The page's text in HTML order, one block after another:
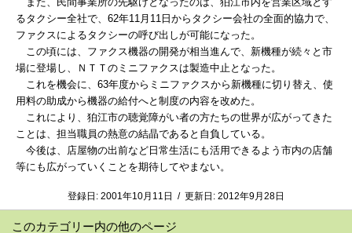
るタクシー全社で、62年11月11日からタクシー会社の全面的協力で、
ファクスによるタクシーの呼び出しが可能になった。
この頃には、ファクス機器の開発が相当進んで、新機種が続々と市
場に登場し、ＮＴＴのミニファクスは製造中止となった。
これを機会に、63年度からミニファクスから新機種に切り替え、使
用料の助成から機器の給付へと制度の内容を改めた。
これにより、狛江市の聴覚障がい者の方たちの世界が広がってきた
ことは、担当職員の熱意の結晶であると自負している。
今後は、店屋物の出前など日常生活にも活用できるよう市内の店舗
等にも広がっていくことを期待してやまない。
登録日: 2001年10月11日 / 更新日: 2012年9月28日
このカテゴリー内の他のページ